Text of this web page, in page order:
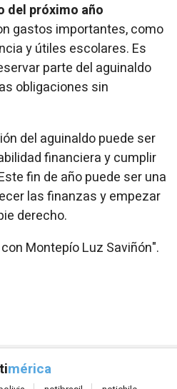
del próximo año
gastos importantes, como
y útiles escolares. Es
parte del aguinaldo
obligaciones sin
del aguinaldo puede ser
financiera y cumplir
fin de año puede ser una
las finanzas y empezar
derecho.
Montepío Luz Saviñón".
mérica